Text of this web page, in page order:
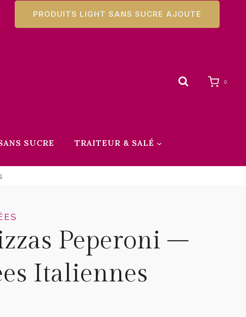
PRODUITS LIGHT SANS SUCRE AJOUTE
0
SUCRE TRAITEUR & SALÉ
Peperoni –
Italiennes